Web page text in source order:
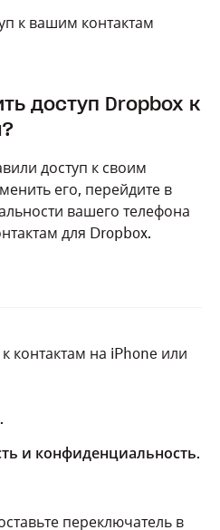
к вашим контактам
доступ Dropbox к
доступ к своим
его, перейдите в
вашего телефона
для Dropbox.
контактам на iPhone или
.
и конфиденциальность.
переключатель в